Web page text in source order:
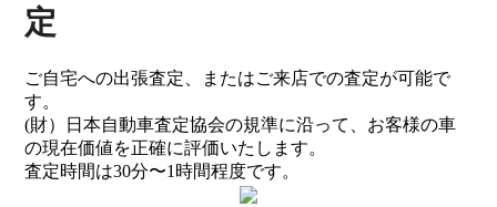
定
ご自宅への出張査定、またはご来店での査定が可能で
す。
(財）日本自動車査定協会の規準に沿って、お客様の車
の現在価値を正確に評価いたします。
査定時間は30分〜1時間程度です。